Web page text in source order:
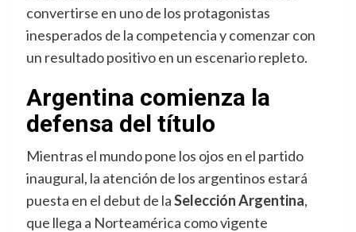
convertirse en uno de los protagonistas
inesperados de la competencia y comenzar con
un resultado positivo en un escenario repleto.
Argentina comienza la
defensa del título
Mientras el mundo pone los ojos en el partido
inaugural, la atención de los argentinos estará
puesta en el debut de laSelección Argentina,
que llega a Norteamérica como vigente